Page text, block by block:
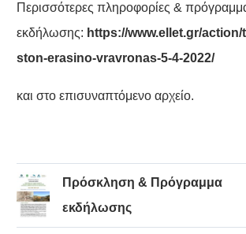
Περισσότερες πληροφορίες &
εκδήλωσης: https://www.ellet.gr/
ston-erasino-vravronas-5-4-2022/
και στο επισυναπτόμενο αρχείο.
Πρόσκληση & Πρόγραμμα
εκδήλωσης